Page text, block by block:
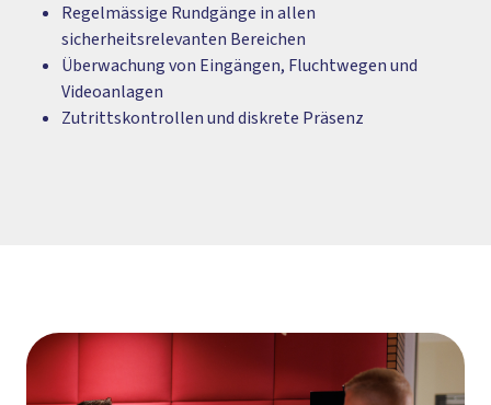
Regelmässige Rundgänge in allen
sicherheitsrelevanten Bereichen
Überwachung von Eingängen, Fluchtwegen und
Videoanlagen
Zutrittskontrollen und diskrete Präsenz